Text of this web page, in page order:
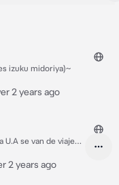
izuku midoriya)~
2 years ago
U.A se van de viaje
a sentarte aqui!
2 years ago